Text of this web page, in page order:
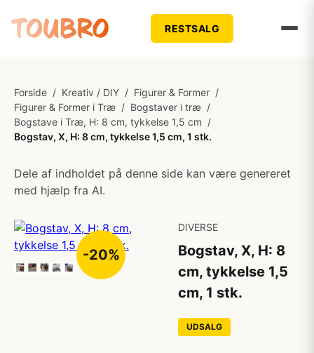
RESTSALG
Forside / Kreativ / DIY / Figurer & Former /
Figurer & Former i Træ / Bogstaver i træ /
Bogstave i Træ, H: 8 cm, tykkelse 1,5 cm /
Bogstav, X, H: 8 cm, tykkelse 1,5 cm, 1 stk.
Dele af indholdet på denne side kan være genereret
med hjælp fra AI.
-20%
DIVERSE
Bogstav, X, H: 8
cm, tykkelse 1,5
cm, 1 stk.
UDSALG